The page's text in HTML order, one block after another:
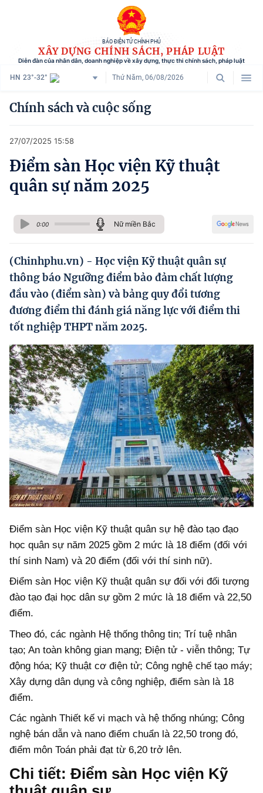
BÁO ĐIỆN TỬ CHÍNH PHỦ
XÂY DỰNG CHÍNH SÁCH, PHÁP LUẬT
Diễn đàn của nhân dân, doanh nghiệp về xây dựng, thực thi chính sách, pháp luật
HN 23°-32° Thứ Năm, 06/08/2026
Danh mục
Tham vấn chính sách
Người dân góp ý
Doanh nghiệp hiến kế
Hướng dẫn thực hiện chính sách
Phát triển kinh tế tư nhân và doanh nghiệp dân tộc
Ocop và chuỗi giá trị Nông sản
Doanh nghiệp dân tộc
Khác
Video
Photo
Chính sách và cuộc sống
27/07/2025 15:58
Điểm sàn Học viện Kỹ thuật
quân sự năm 2025
0:00 Nữ miền Bắc
(Chinhphu.vn) - Học viện Kỹ thuật quân sự
thông báo Ngưỡng điểm bảo đảm chất lượng
đầu vào (điểm sàn) và bảng quy đổi tương
đương điểm thi đánh giá năng lực với điểm thi
tốt nghiệp THPT năm 2025.
Điểm sàn Học viện Kỹ thuật quân sự hệ đào tạo đạo
học quân sự năm 2025 gồm 2 mức là 18 điểm (đối với
thí sinh Nam) và 20 điểm (đối với thí sinh nữ).
Điểm sàn Học viện Kỹ thuật quân sự đối với đối tượng
đào tạo đại học dân sự gồm 2 mức là 18 điểm và 22,50
điểm.
Theo đó, các ngành Hệ thống thông tin; Trí tuệ nhân
tạo; An toàn không gian mạng; Điện tử - viễn thông; Tự
động hóa; Kỹ thuật cơ điện tử; Công nghệ chế tạo máy;
Xây dựng dân dụng và công nghiệp, điểm sàn là 18
điểm.
Các ngành Thiết kế vi mạch và hệ thống nhúng; Công
nghệ bán dẫn và nano điểm chuẩn là 22,50 trong đó,
điểm môn Toán phải đạt từ 6,20 trở lên.
Chi tiết: Điểm sàn Học viện Kỹ